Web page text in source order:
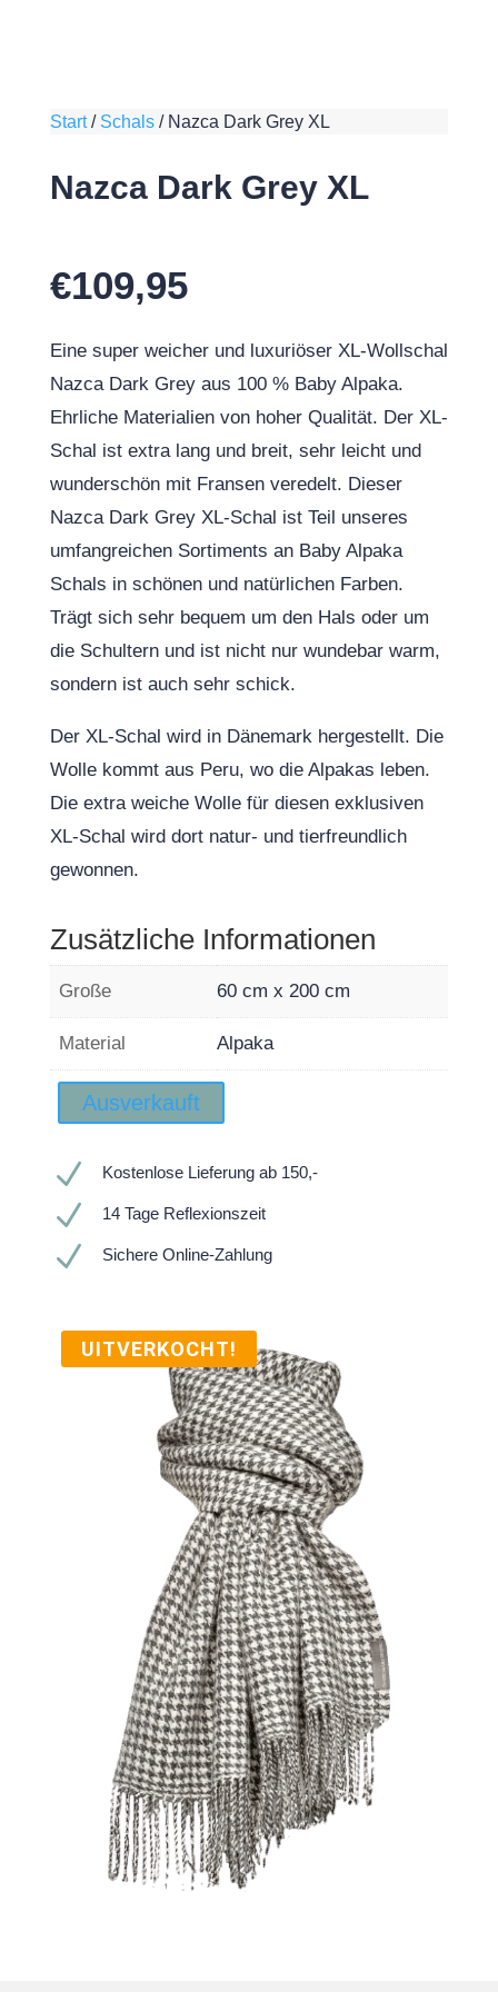
Start/ Schals/ Nazca Dark Grey XL
Nazca Dark Grey XL
€109,95
Eine super weicher und luxuriöser XL-Wollschal
Nazca Dark Grey aus 100 % Baby Alpaka.
Ehrliche Materialien von hoher Qualität. Der XL-
Schal ist extra lang und breit, sehr leicht und
wunderschön mit Fransen veredelt. Dieser
Nazca Dark Grey XL-Schal ist Teil unseres
umfangreichen Sortiments an Baby Alpaka
Schals in schönen und natürlichen Farben.
Trägt sich sehr bequem um den Hals oder um
die Schultern und ist nicht nur wundebar warm,
sondern ist auch sehr schick.
Der XL-Schal wird in Dänemark hergestellt. Die
Wolle kommt aus Peru, wo die Alpakas leben.
Die extra weiche Wolle für diesen exklusiven
XL-Schal wird dort natur- und tierfreundlich
gewonnen.
Zusätzliche Informationen
Große 60 cm x 200 cm
Material Alpaka
Ausverkauft
N Kostenlose Lieferung ab 150,-
N 14 Tage Reflexionszeit
N Sichere Online-Zahlung
UITVERKOCHT!